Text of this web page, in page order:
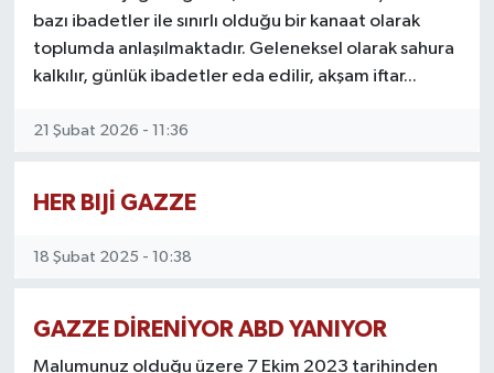
bazı ibadetler ile sınırlı olduğu bir kanaat olarak
toplumda anlaşılmaktadır. Geleneksel olarak sahura
kalkılır, günlük ibadetler eda edilir, akşam iftar...
21 Şubat 2026 - 11:36
HER BIJİ GAZZE
18 Şubat 2025 - 10:38
GAZZE DİRENİYOR ABD YANIYOR
Malumunuz olduğu üzere 7 Ekim 2023 tarihinden
RESMİ İLANLAR